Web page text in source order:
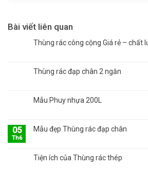
Bài viết liên quan
Thùng rác công cộng Giá rẻ – chất
Thùng rác đạp chân 2 ngăn
Mẫu Phuy nhựa 200L
05
Th6
Mẫu đẹp Thùng rác đạp chân
Tiện ích của Thùng rác thép